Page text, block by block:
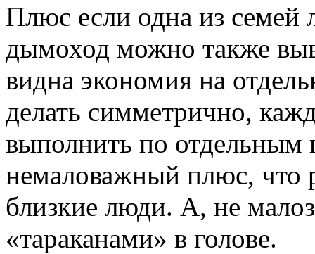
Плюс если одна из семей
дымоход можно также
видна экономия на
делать симметрично,
выполнить по отдельным
немаловажный плюс, что
близкие люди. А, не
«тараканами» в голове.